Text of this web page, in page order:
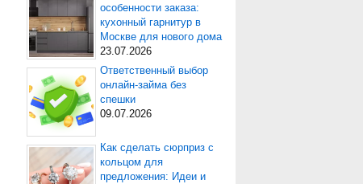
особенности заказа:
кухонный гарнитур в
Москве для нового дома
23.07.2026
Ответственный выбор
онлайн-займа без
спешки
09.07.2026
Как сделать сюрприз с
кольцом для
предложения: Идеи и